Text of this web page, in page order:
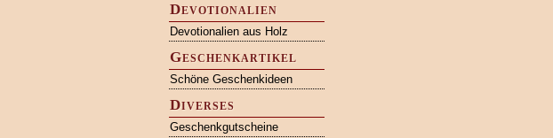
Devotionalien
Devotionalien aus Holz
Geschenkartikel
Schöne Geschenkideen
Diverses
Geschenkgutscheine